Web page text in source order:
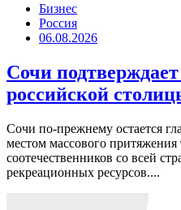
Бизнес
Россия
06.08.2026
Сочи
российской
Сочи по-прежнему остается
местом массового притяжения
соотечественников со всей
рекреационных ресурсов....